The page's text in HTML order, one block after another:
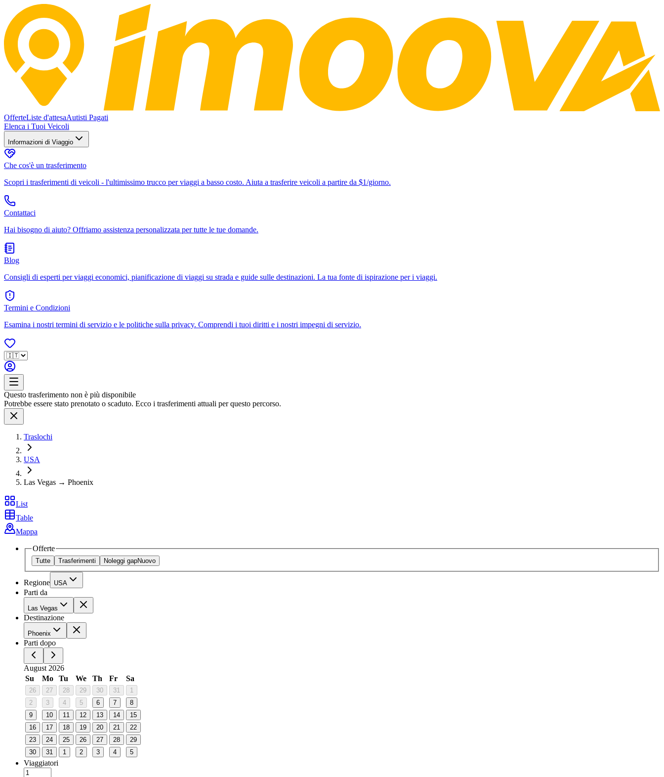
OfferteListe d'attesaAutisti Pagati
Elenca i Tuoi Veicoli
Informazioni di Viaggio
Che cos'è un trasferimento
Scopri i trasferimenti di veicoli - l'ultimissimo trucco per viaggi a basso costo. Aiuta a trasferire veicoli a partire da $1/giorno.
Contattaci
Hai bisogno di aiuto? Offriamo assistenza personalizzata per tutte le tue domande.
Blog
Consigli di esperti per viaggi economici, pianificazione di viaggi su strada e guide sulle destinazioni. La tua fonte di ispirazione per i viaggi.
Termini e Condizioni
Esamina i nostri termini di servizio e le politiche sulla privacy. Comprendi i tuoi diritti e i nostri impegni di servizio.
Questo trasferimento non è più disponibile
Potrebbe essere stato prenotato o scaduto. Ecco i trasferimenti attuali per questo percorso.
Traslochi
USA
Las Vegas → Phoenix
List
Table
Mappa
Offerte
Tutte Trasferimenti Noleggi gapNuovo
Regione USA
Parti da
Las Vegas
Destinazione
Phoenix
Parti dopo
August 2026
Su
Mo Tu We Th Fr Sa
26 27 28 29 30 31
1
2
3 4 5 6 7
8
9
10 11 12 13 14
15
16
17 18 19 20 21
22
23
24 25 26 27 28
29
30
31 1 2 3 4 5
Viaggiatori